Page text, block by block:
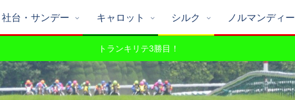
社台・サンデー キャロット シルク ノルマンディー
トランキリテ3勝目！